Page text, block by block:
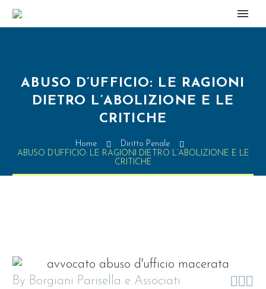
ABUSO D’UFFICIO: LE RAGIONI
DIETRO L’ABOLIZIONE E LE
CRITICHE
Home
Diritto Penale
ABUSO D’UFFICIO: LE RAGIONI DIETRO L’ABOLIZIONE E LE
CRITICHE

By Borgiani Parisella e Associati